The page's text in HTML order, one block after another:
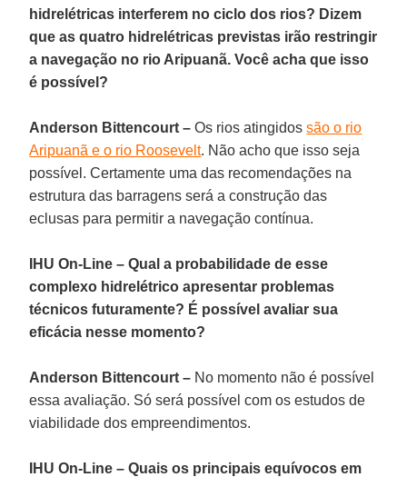
hidrelétricas interferem no ciclo dos rios? Dizem
que as quatro hidrelétricas previstas irão restringir
a navegação no rio Aripuanã. Você acha que isso
é possível?
Anderson Bittencourt – Os rios atingidossão o rio
Aripuanã e o rio Roosevelt. Não acho que isso seja
possível. Certamente uma das recomendações na
estrutura das barragens será a construção das
eclusas para permitir a navegação contínua.
IHU On-Line – Qual a probabilidade de esse
complexo hidrelétrico apresentar problemas
técnicos futuramente? É possível avaliar sua
eficácia nesse momento?
Anderson Bittencourt – No momento não é possível
essa avaliação. Só será possível com os estudos de
viabilidade dos empreendimentos.
IHU On-Line – Quais os principais equívocos em